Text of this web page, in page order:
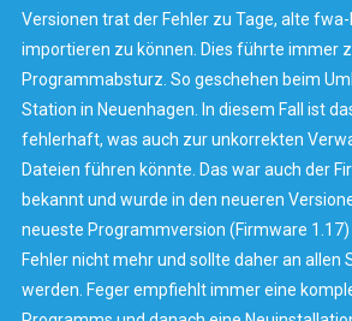
Versionen trat der Fehler zu Tage, alte
importieren zu können. Dies führte immer
Programmabsturz. So geschehen beim
Station in Neuenhagen. In diesem Fall ist
fehlerhaft, was auch zur unkorrekten
Dateien führen könnte. Das war auch der
bekannt und wurde in den neueren
neueste Programmversion (Firmware
Fehler nicht mehr und sollte daher an
werden. Feger empfiehlt immer eine